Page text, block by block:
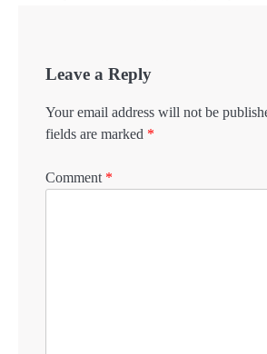
Leave a Reply
Your email address will not be
fields are marked *
Comment *